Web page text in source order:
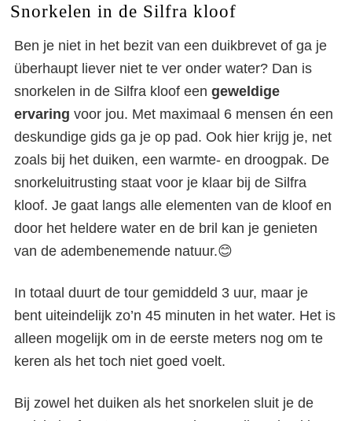
Snorkelen in de Silfra kloof
Ben je niet in het bezit van een duikbrevet of ga je
überhaupt liever niet te ver onder water? Dan is
snorkelen in de Silfra kloof een geweldige
ervaring voor jou. Met maximaal 6 mensen én een
deskundige gids ga je op pad. Ook hier krijg je, net
zoals bij het duiken, een warmte- en droogpak. De
snorkeluitrusting staat voor je klaar bij de Silfra
kloof. Je gaat langs alle elementen van de kloof en
door het heldere water en de bril kan je genieten
van de adembenemende natuur.😊
In totaal duurt de tour gemiddeld 3 uur, maar je
bent uiteindelijk zo’n 45 minuten in het water. Het is
alleen mogelijk om in de eerste meters nog om te
keren als het toch niet goed voelt.
Bij zowel het duiken als het snorkelen sluit je de